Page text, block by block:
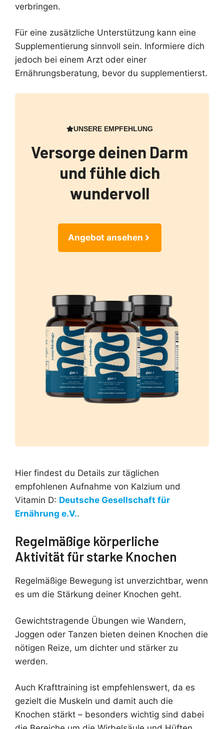
verbringen.
Für eine zusätzliche Unterstützung kann eine
Supplementierung sinnvoll sein. Informiere dich
jedoch bei einem Arzt oder einer
Ernährungsberatung, bevor du supplementierst.
UNSERE EMPFEHLUNG
Versorge deinen Darm
und fühle dich
wundervoll
Angebot ansehen
Hier findest du Details zur täglichen
empfohlenen Aufnahme von Kalzium und
Vitamin D: Deutsche Gesellschaft für
Ernährung e.V..
Regelmäßige körperliche
Aktivität für starke Knochen
Regelmäßige Bewegung ist unverzichtbar, wenn
es um die Stärkung deiner Knochen geht.
Gewichtstragende Übungen wie Wandern,
Joggen oder Tanzen bieten deinen Knochen die
nötigen Reize, um dichter und stärker zu
werden.
Auch Krafttraining ist empfehlenswert, da es
gezielt die Muskeln und damit auch die
Knochen stärkt – besonders wichtig sind dabei